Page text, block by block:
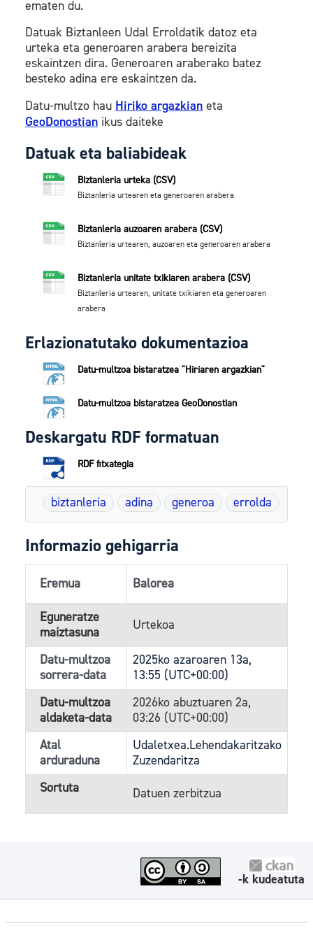
ematen du.
Datuak Biztanleen Udal Erroldatik datoz eta
urteka eta generoaren arabera bereizita
eskaintzen dira. Generoaren araberako batez
besteko adina ere eskaintzen da.
Datu-multzo hau Hiriko argazkian eta
GeoDonostian ikus daiteke
Datuak eta baliabideak
Biztanleria urteka (CSV)
Biztanleria urtearen eta generoaren arabera
Biztanleria auzoaren arabera (CSV)
Biztanleria urtearen, auzoaren eta generoaren arabera
Biztanleria unitate txikiaren arabera (CSV)
Biztanleria urtearen, unitate txikiaren eta generoaren
arabera
Erlazionatutako dokumentazioa
Datu-multzoa bistaratzea "Hiriaren argazkian"
Datu-multzoa bistaratzea GeoDonostian
Deskargatu RDF formatuan
RDF fitxategia
biztanleria adina generoa errolda
Informazio gehigarria
Eremua Balorea
Eguneratze
maiztasuna
Urtekoa
Datu-multzoa
sorrera-data
2025ko azaroaren 13a,
13:55 (UTC+00:00)
Datu-multzoa
aldaketa-data
2026ko abuztuaren 2a,
03:26 (UTC+00:00)
Atal
arduraduna
Udaletxea.Lehendakaritzako
Zuzendaritza
Sortuta
Datuen zerbitzua
-k kudeatuta